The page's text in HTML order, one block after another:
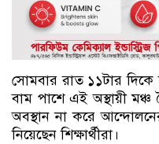
সোমবার রাত ১১টার
বাম পাশে এই অস্থায়ী
অবস্থান না করে
নিয়েছেন শিক্ষার্থীরা।